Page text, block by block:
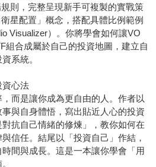
則，完整呈現新手可複製的實戰策
星配置」概念，搭配具體比例範例
Visualizer）。你將學會如何讓VO
組合成屬於自己的投資地圖，建立自
系統。
資心法
而是讓你成為更自由的人。作者以
與自身體悟，寫出貼近人心的投資
抗自己情緒的修煉」，教你如何在
信任。結尾以「投資自己」作結，
間與成長。這是一本讓你學會「用